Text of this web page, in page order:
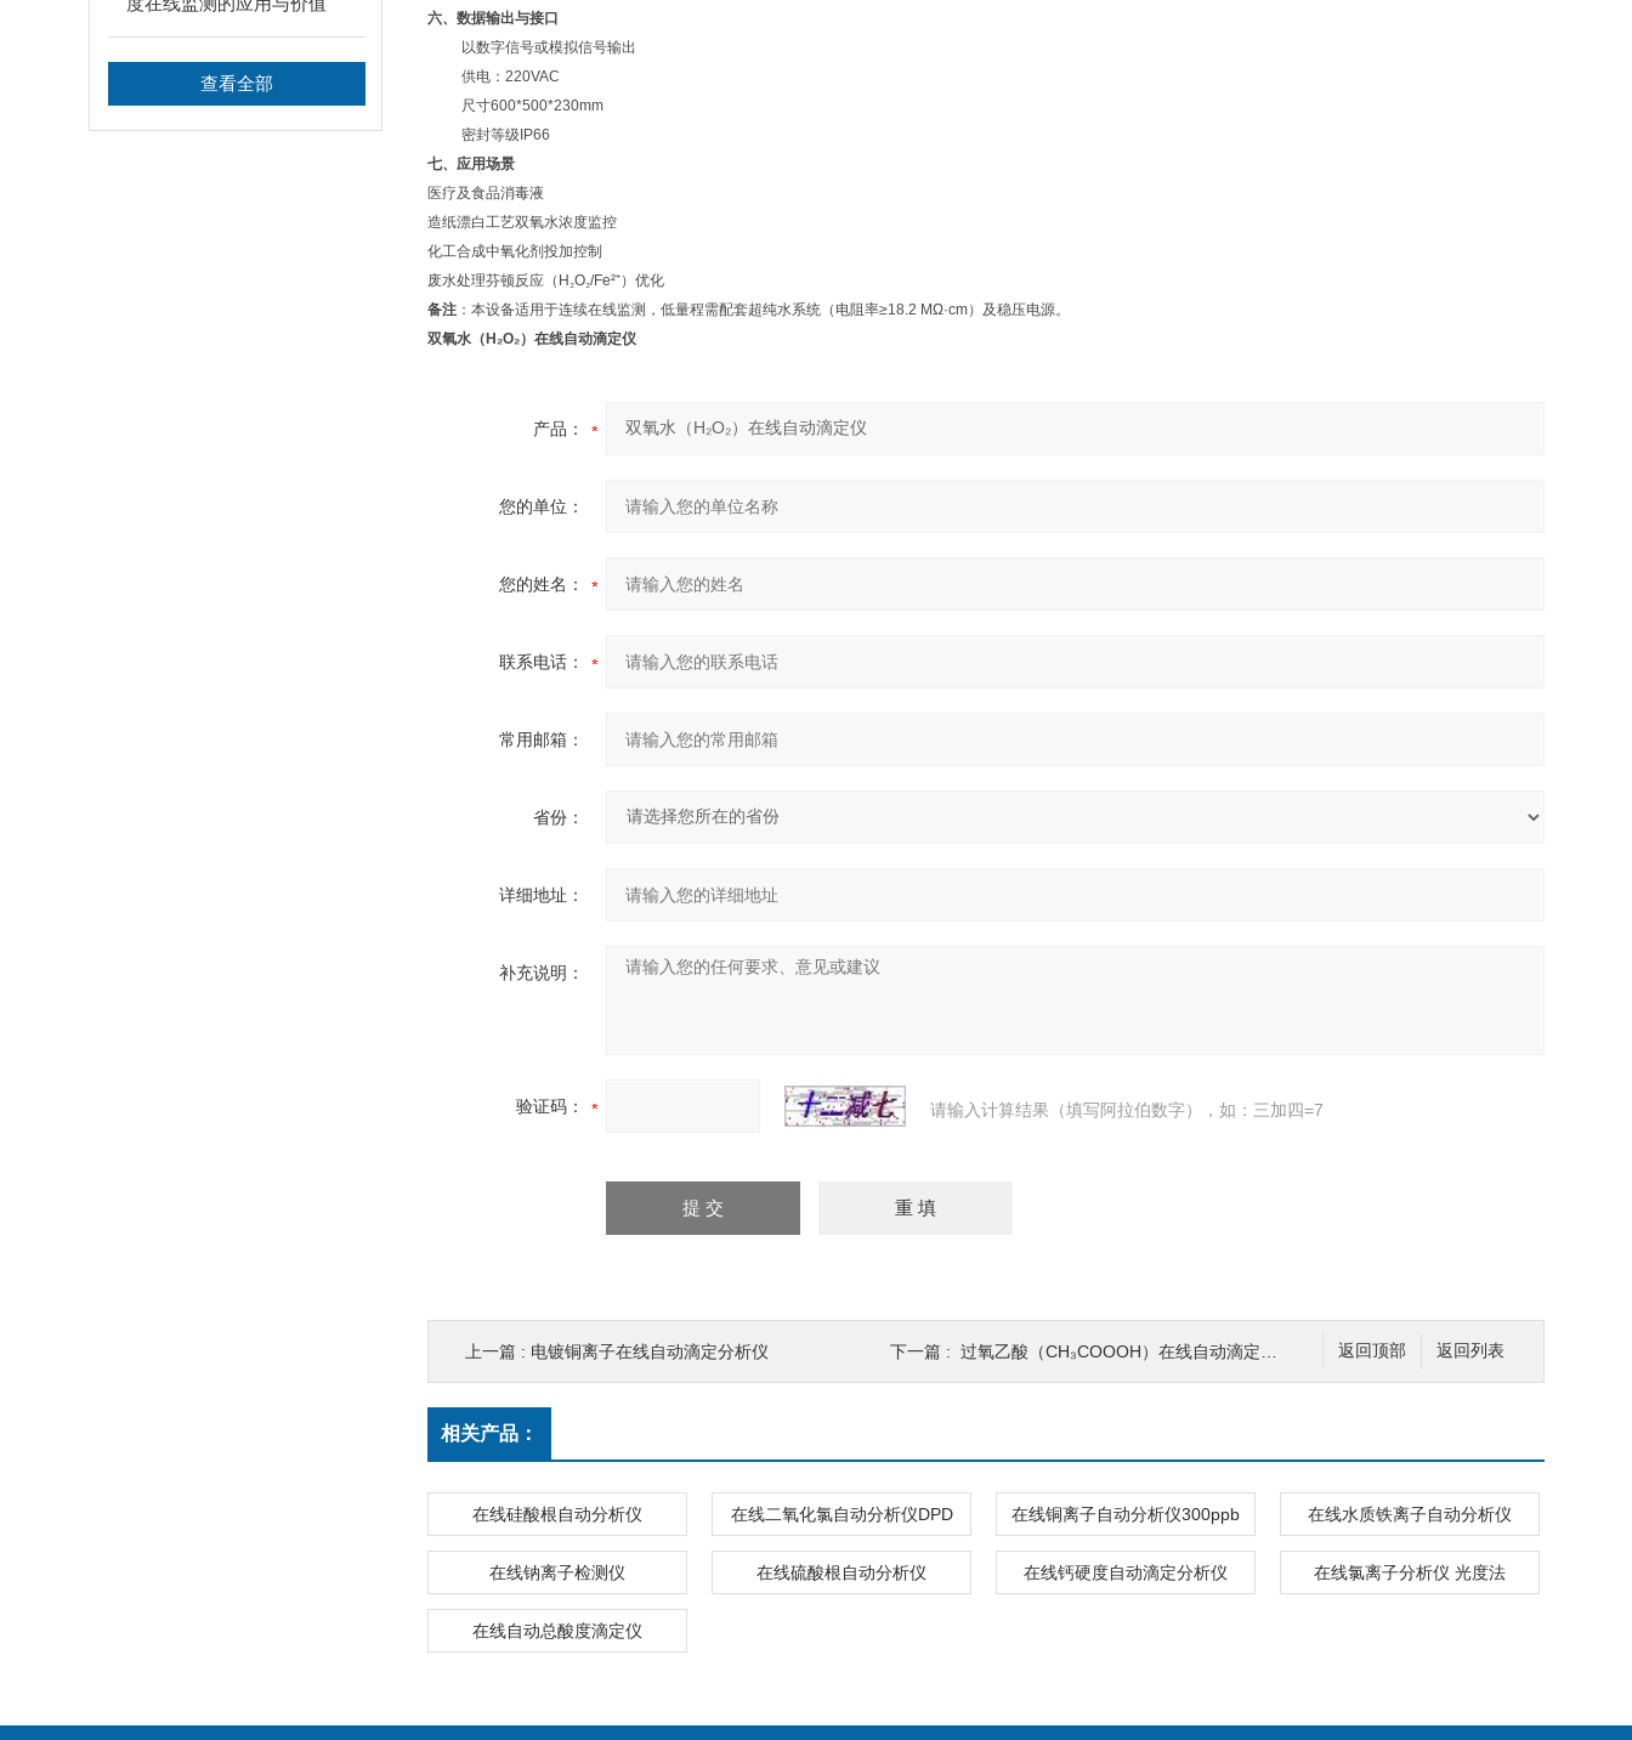
查看全部
六、数据输出与接口
以数字信号或模拟信号输出
供电： 220VAC
尺寸600*500*230mm
密封等级 IP66
七、应用场景
医疗及食品消毒液
造纸漂白工艺双氧水浓度监控
化工合成中氧化剂投加控制
废水处理芬顿反应（ H₂O₂/Fe²⁺）优化
备注 ：本设备适用于连续在线监测，低量程需配套超纯水系统（电阻率≥18.2 MΩ·cm）及稳压电源。
双氧水（H₂O₂）在线自动滴定仪
产品：
您的单位：
您的姓名：
联系电话：
常用邮箱：
省份：
详细地址：
补充说明：
验证码： 请输入计算结果（填写阿拉伯数字），如：三加四=7
返回列表
返回顶部
上一篇 : 电镀铜离子在线自动滴定分析仪 下一篇 : 过氧乙酸（CH₃COOOH）在线自动滴定分析仪
相关产品：
在线硅酸根自动分析仪 在线二氧化氯自动分析仪DPD 在线铜离子自动分析仪300ppb 在线水质铁离子自动分析仪
在线钠离子检测仪 在线硫酸根自动分析仪 在线钙硬度自动滴定分析仪 在线氯离子分析仪 光度法
在线自动总酸度滴定仪